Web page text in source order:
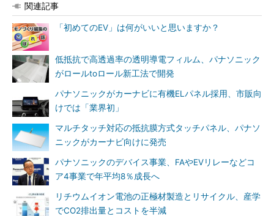
関連記事
「初めてのEV」は何がいいと思いますか？
低抵抗で高透過率の透明導電フィルム、パナソニック
がロールtoロール新工法で開発
パナソニックがカーナビに有機ELパネル採用、市販向
けでは「業界初」
マルチタッチ対応の抵抗膜方式タッチパネル、パナソ
ニックがカーナビ向けに発売
パナソニックのデバイス事業、FAやEVリレーなどコ
ア4事業で年平均8％成長へ
リチウムイオン電池の正極材製造とリサイクル、産学
でCO2排出量とコストを半減